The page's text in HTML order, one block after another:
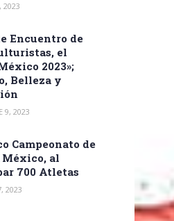
2023
Encuentro de
el
2023»;
Belleza y
9, 2023
Campeonato de
México, al
700 Atletas
2023